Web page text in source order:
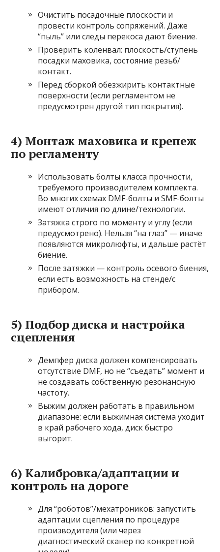
Очистить посадочные плоскости и
провести контроль сопряжений. Даже
“пыль” или следы перекоса дают биение.
Проверить коленвал: плоскость/ступень
посадки маховика, состояние резьб/
контакт.
Перед сборкой обезжирить контактные
поверхности (если регламентом не
предусмотрен другой тип покрытия).
4) Монтаж маховика и крепеж
по регламенту
Использовать болты класса прочности,
требуемого производителем комплекта.
Во многих схемах DMF-болты и SMF-болты
имеют отличия по длине/технологии.
Затяжка строго по моменту и углу (если
предусмотрено). Нельзя “на глаз” — иначе
появляются микролюфты, и дальше растёт
биение.
После затяжки — контроль осевого биения,
если есть возможность на стенде/с
прибором.
5) Подбор диска и настройка
сцепления
Демпфер диска должен компенсировать
отсутствие DMF, но не “съедать” момент и
не создавать собственную резонансную
частоту.
Выжим должен работать в правильном
диапазоне: если выжимная система уходит
в край рабочего хода, диск быстро
выгорит.
6) Калибровка/адаптации и
контроль на дороге
Для “роботов”/мехатроников: запустить
адаптации сцепления по процедуре
производителя (или через
диагностический сканер по конкретной